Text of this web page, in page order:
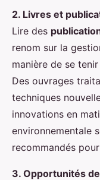
2. Livres et
Lire des
renom sur la
manière de se
Des ouvrages
techniques
innovations en
environnementale
recommandés
3. Opportunités